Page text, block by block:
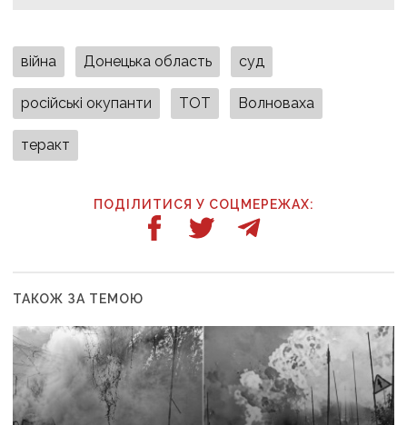
війна Донецька область суд
російські окупанти ТОТ Волноваха
теракт
ПОДІЛИТИСЯ У СОЦМЕРЕЖАХ:
ТАКОЖ ЗА ТЕМОЮ